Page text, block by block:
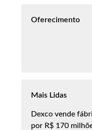
Oferecimento
Mais Lidas
Dexco vende
por R$ 170